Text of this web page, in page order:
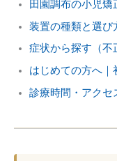
田園調布の小児矯
装置の種類と選び
症状から探す（不
はじめての方へ｜
診療時間・アクセ